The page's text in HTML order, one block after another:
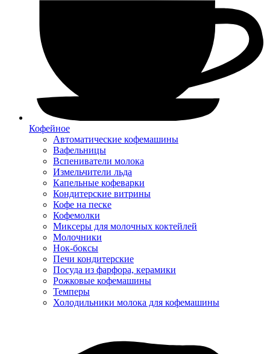
Кофейное
Автоматические кофемашины
Вафельницы
Вспениватели молока
Измельчители льда
Капельные кофеварки
Кондитерские витрины
Кофе на песке
Кофемолки
Миксеры для молочных коктейлей
Молочники
Нок-боксы
Печи кондитерские
Посуда из фарфора, керамики
Рожковые кофемашины
Темперы
Холодильники молока для кофемашины